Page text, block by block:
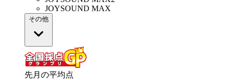
JOYSOUND MAX
その他
先月の平均点